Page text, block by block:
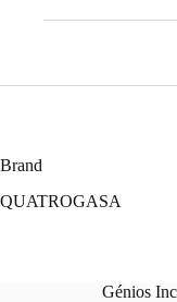
Brand
QUATROGASA
Génios